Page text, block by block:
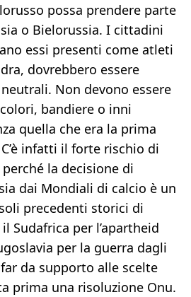
possa prendere parte
o Bielorussia. I cittadini
essi presenti come atleti
dovrebbero essere
Non devono essere
bandiere o inni
quella che era la prima
infatti il forte rischio di
la decisione di
dai Mondiali di calcio è un
precedenti storici di
Sudafrica per l’apartheid
per la guerra dagli
da supporto alle scelte
prima una risoluzione Onu.